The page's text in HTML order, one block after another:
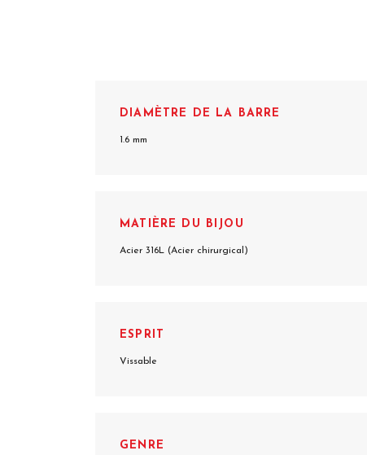
DIAMÈTRE DE LA BARRE
1.6 mm
MATIÈRE DU BIJOU
Acier 316L (Acier chirurgical)
ESPRIT
Vissable
GENRE